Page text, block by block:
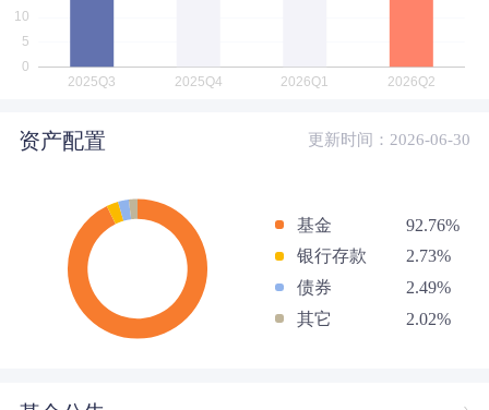
资产配置 更新时间：2026-06-30
基金
92.76%
银行存款
2.73%
债券
2.49%
其它
2.02%